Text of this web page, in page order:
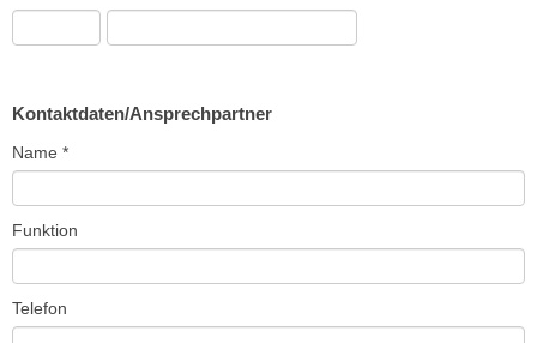
Kontaktdaten/Ansprechpartner
Name *
Funktion
Telefon